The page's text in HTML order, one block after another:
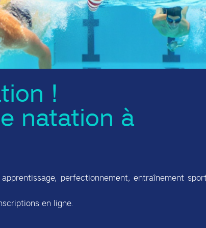
!
natation à
perfectionnement, entraînement
en ligne.